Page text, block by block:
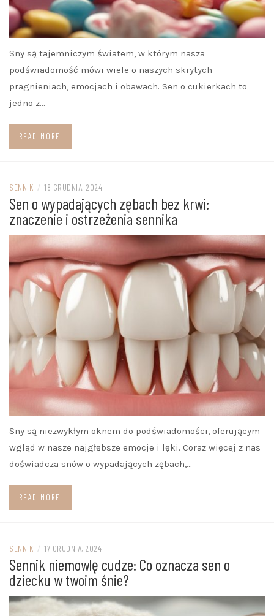
Sny są tajemniczym światem, w którym nasza
podświadomość mówi wiele o naszych skrytych
pragnieniach, emocjach i obawach. Sen o cukierkach to
jedno z…
READ MORE
SENNIK / 18 GRUDNIA, 2024
Sen o wypadających zębach bez krwi:
znaczenie i ostrzeżenia sennika
Sny są niezwykłym oknem do podświadomości, oferującym
wgląd w nasze najgłębsze emocje i lęki. Coraz więcej z nas
doświadcza snów o wypadających zębach,…
READ MORE
SENNIK / 17 GRUDNIA, 2024
Sennik niemowlę cudze: Co oznacza sen o
dziecku w twoim śnie?